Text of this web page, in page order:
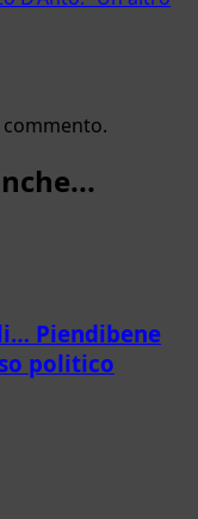
Piendibene
politico